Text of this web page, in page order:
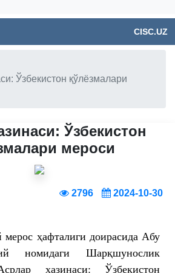
CISC.UZ
Ўзбекистон қўлёзмалари
Ўзбекистон
мероси
2796 2024-10-30
ҳафталиги доирасида Aбу
номидаги Шарқшунослик
хазинаси: Ўзбекистон